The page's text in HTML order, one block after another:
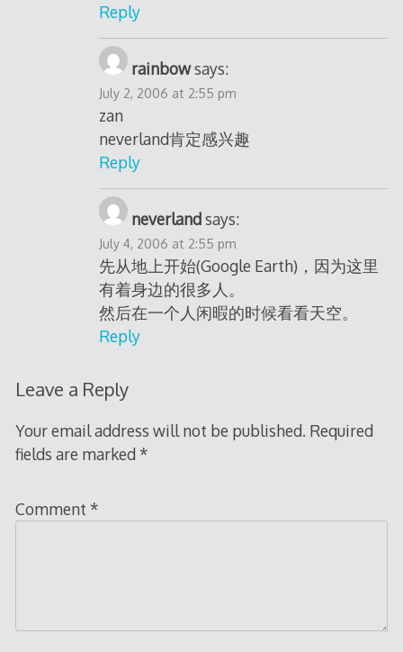
Reply
rainbow says:
July 2, 2006 at 2:55 pm
zan
neverland肯定感兴趣
Reply
neverland says:
July 4, 2006 at 2:55 pm
先从地上开始(Google Earth)，因为这里
有着身边的很多人。
然后在一个人闲暇的时候看看天空。
Reply
Leave a Reply
Your email address will not be published. Required
fields are marked *
Comment *